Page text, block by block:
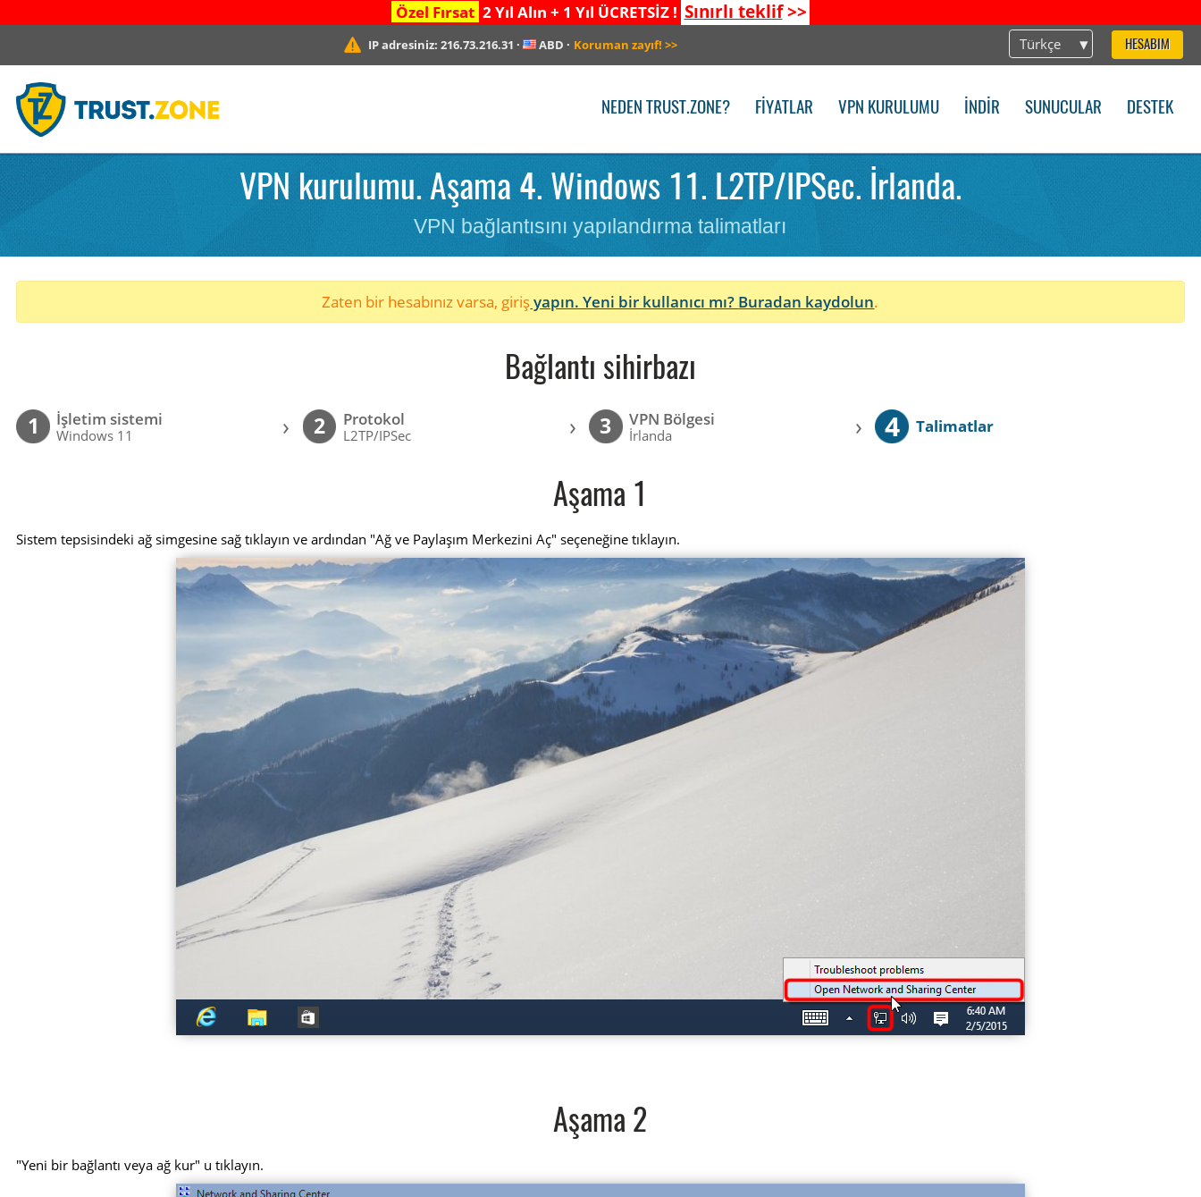
Özel Fırsat 2 Yıl Alın + 1 Yıl ÜCRETSİZ ! Sınırlı teklif>>
Türkçe HESABIM
IP adresiniz: 216.73.216.31 · ABD · Koruman zayıf! >>
NEDEN TRUST.ZONE? FIYATLAR VPN KURULUMU İNDIR SUNUCULAR DESTEK
VPN kurulumu. Aşama 4. Windows 11. L2TP/IPSec. İrlanda.
VPN bağlantısını yapılandırma talimatları
Zaten bir hesabınız varsa, girişyapın. Yeni bir kullanıcı mı? Buradan kaydolun.
Bağlantı sihirbazı
1 İşletim sistemi
Windows 11 › 2 Protokol
L2TP/IPSec › 3 VPN Bölgesi
İrlanda › 4 Talimatlar
Aşama 1
Sistem tepsisindeki ağ simgesine sağ tıklayın ve ardından "Ağ ve Paylaşım Merkezini Aç" seçeneğine tıklayın.
Aşama 2
"Yeni bir bağlantı veya ağ kur" u tıklayın.